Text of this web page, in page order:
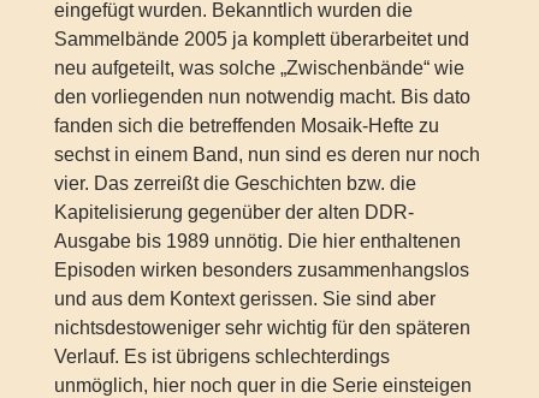
eingefügt wurden. Bekanntlich wurden die
Sammelbände 2005 ja komplett überarbeitet und
neu aufgeteilt, was solche „Zwischenbände“ wie
den vorliegenden nun notwendig macht. Bis dato
fanden sich die betreffenden Mosaik-Hefte zu
sechst in einem Band, nun sind es deren nur noch
vier. Das zerreißt die Geschichten bzw. die
Kapitelisierung gegenüber der alten DDR-
Ausgabe bis 1989 unnötig. Die hier enthaltenen
Episoden wirken besonders zusammenhangslos
und aus dem Kontext gerissen. Sie sind aber
nichtsdestoweniger sehr wichtig für den späteren
Verlauf. Es ist übrigens schlechterdings
unmöglich, hier noch quer in die Serie einsteigen